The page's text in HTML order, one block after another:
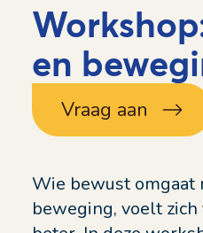
en
Vraag aan
Wie bewust omgaat
beweging, voelt